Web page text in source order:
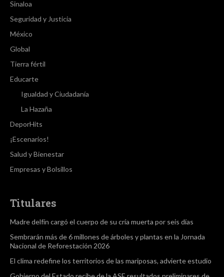
Sinaloa
Seguridad y Justicia
México
Global
Tierra fértil
Educarte
Igualdad y Ciudadanía
La Hazaña
DeporHits
¡Escenarios!
Salud y Bienestar
Empresas y Bolsillos
Titulares
Madre delfín cargó el cuerpo de su cría muerta por seis días
Sembrarán más de 6 millones de árboles y plantas en la Jornada
Nacional de Reforestación 2026
El clima redefine los territorios de las mariposas, advierte estudio